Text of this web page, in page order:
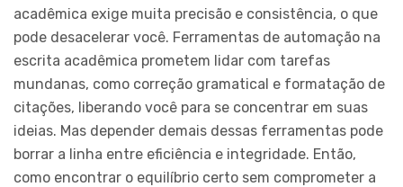
acadêmica exige muita precisão e consistência, o que
pode desacelerar você. Ferramentas de automação na
escrita acadêmica prometem lidar com tarefas
mundanas, como correção gramatical e formatação de
citações, liberando você para se concentrar em suas
ideias. Mas depender demais dessas ferramentas pode
borrar a linha entre eficiência e integridade. Então,
como encontrar o equilíbrio certo sem comprometer a